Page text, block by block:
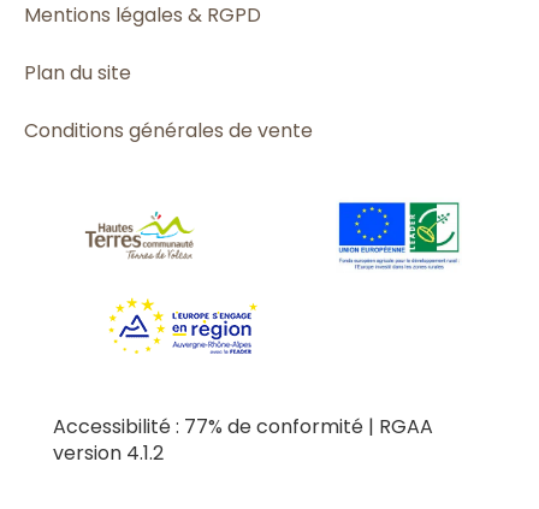
Mentions légales & RGPD
Plan du site
Conditions générales de vente
Accessibilité : 77% de conformité | RGAA
version 4.1.2